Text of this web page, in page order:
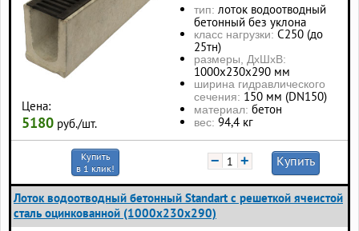
Цена:
5180 руб./шт.
тип: лоток водоотводный
бетонный без уклона
класс нагрузки: С250 (до
25тн)
размеры, ДхШхВ:
1000x230x290 мм
ширина гидравлического
сечения: 150 мм (DN150)
материал: бетон
вес: 94,4 кг
Купить
в 1 клик!
− + Купить
Лоток водоотводный бетонный Standart с решеткой ячеистой
сталь оцинкованной (1000x230x290)